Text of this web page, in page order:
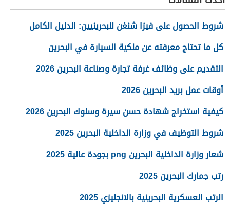
شروط الحصول على فيزا شنغن للبحرينيين: الدليل الكامل
كل ما تحتاج معرفته عن ملكية السيارة في البحرين
التقديم على وظائف غرفة تجارة وصناعة البحرين 2026
أوقات عمل بريد البحرين 2026
كيفية استخراج شهادة حسن سيرة وسلوك البحرين 2026
شروط التوظيف في وزارة الداخلية البحرين 2025
شعار وزارة الداخلية البحرين png بجودة عالية 2025
رتب جمارك البحرين 2025
الرتب العسكرية البحرينية بالانجليزي 2025